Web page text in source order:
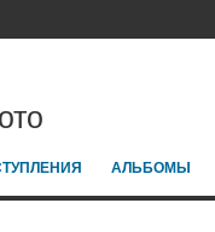
АЛЬБОМЫ